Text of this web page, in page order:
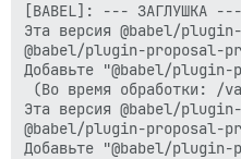
[BABEL]: --- ЗАГЛУШКА ---
Эта версия @babel/
@babel/plugin-proposal-
Добавьте "@babel/
(Во время обработки: /
Эта версия @babel/
@babel/plugin-proposal-
Добавьте "@babel/